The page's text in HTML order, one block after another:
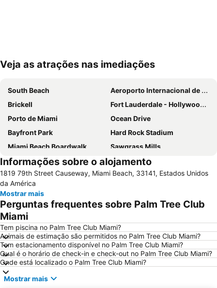
Ampliar mapa
Veja as atrações nas imediações
South Beach
Aeroporto Internacional de Miami
Brickell
Fort Lauderdale - Hollywood International Airport
Porto de Miami
Ocean Drive
Bayfront Park
Hard Rock Stadium
Miami Beach Boardwalk
Sawgrass Mills
Lincoln Road
Dolphin Mall
Miami Beach Marina
Bayside Marketplace
Centro de Miami
Fort Lauderdale Beach
Aventura Mall
Brickell Avenue
Collins Avenue
Design District
Miami Beach Visitor Center
Wynwood-Edgewater
Port Everglades
Bal Harbour Shops
Miami Beach Convention Center
Informações sobre o alojamento
1819 79th Street Causeway, Miami Beach, 33141, Estados Unidos
da América
Mostrar mais
Perguntas frequentes sobre Palm Tree Club
Miami
Tem piscina no Palm Tree Club Miami?
Animais de estimação são permitidos no Palm Tree Club Miami?
Tem estacionamento disponível no Palm Tree Club Miami?
Qual é o horário de check-in e check-out no Palm Tree Club Miami?
Onde está localizado o Palm Tree Club Miami?
Mostrar mais